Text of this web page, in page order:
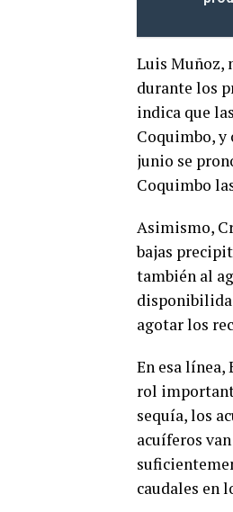
Luis Muñoz,
durante los
indica que
Coquimbo, y
junio se
Coquimbo
Asimismo,
bajas
también al
agotar los
En esa línea,
rol
sequía, los
acuíferos
caudales en